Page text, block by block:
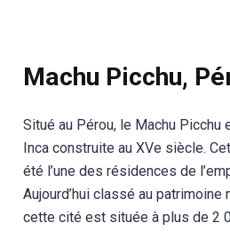
Machu Picchu,
Situé au Pérou, le Machu Picchu
Inca construite au XVe siècle.
été l’une des résidences de
Aujourd’hui classé au patrimoine
cette cité est située à plus de 2